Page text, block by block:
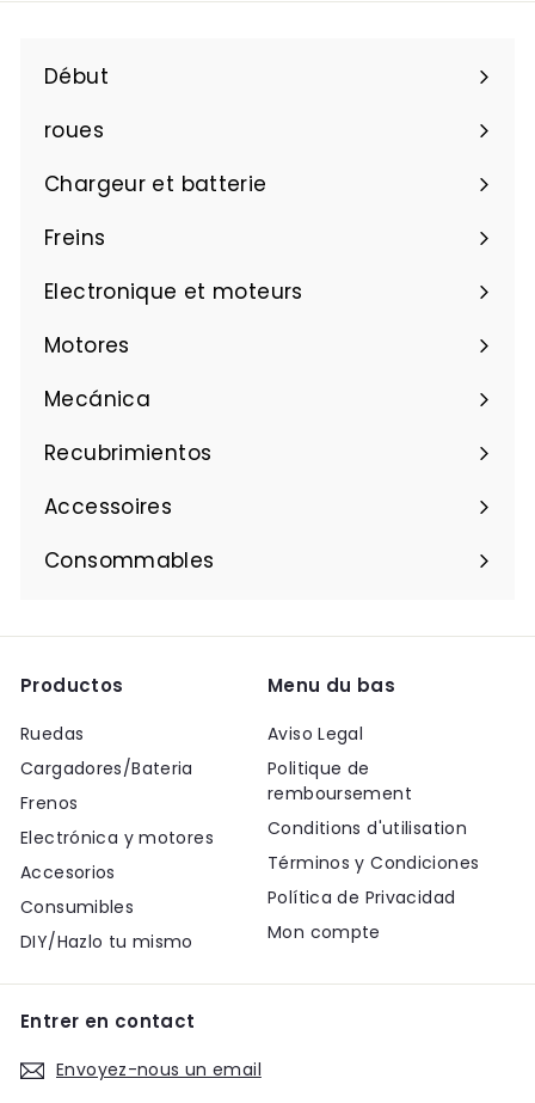
Début
roues
Chargeur et batterie
Freins
Electronique et moteurs
Motores
Mecánica
Recubrimientos
Accessoires
Consommables
Productos
Ruedas
Cargadores/Bateria
Frenos
Electrónica y motores
Accesorios
Consumibles
DIY/Hazlo tu mismo
Menu du bas
Aviso Legal
Politique de
remboursement
Conditions d'utilisation
Términos y Condiciones
Política de Privacidad
Mon compte
Entrer en contact
Envoyez-nous un email